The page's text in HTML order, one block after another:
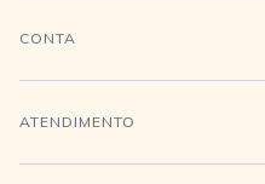
História
Conecte-se
CONTA
Login
ATENDIMENTO